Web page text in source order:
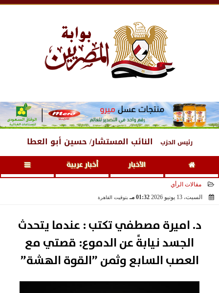
رئيس الحزب النائب المستشار/ حسين أبو العطا
الأخبار أخبار عربية
مقالات الرأي
السبت، 13 يونيو 2026
01:32 مـ بتوقيت القاهرة
د. اميرة مصطفي تكتب : عندما يتحدث
الجسد نيابةً عن الدموع: قصتي مع
العصب السابع وثمن ”القوة الهشة”